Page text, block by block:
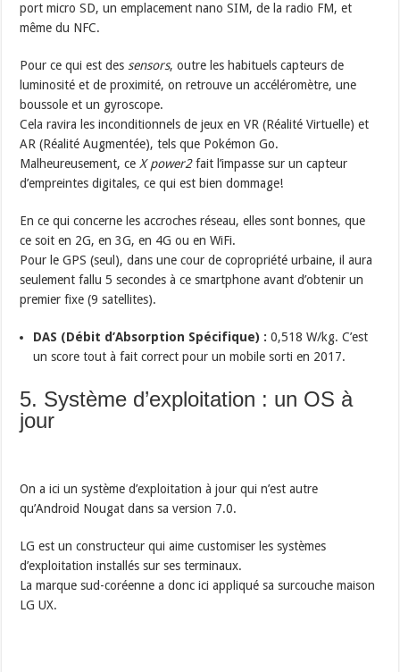
port micro SD, un emplacement nano SIM, de la radio FM, et
même du NFC.
Pour ce qui est des sensors, outre les habituels capteurs de
luminosité et de proximité, on retrouve un accéléromètre, une
boussole et un gyroscope.
Cela ravira les inconditionnels de jeux en VR (Réalité Virtuelle) et
AR (Réalité Augmentée), tels que Pokémon Go.
Malheureusement, ce X power2fait l’impasse sur un capteur
d’empreintes digitales, ce qui est bien dommage!
En ce qui concerne les accroches réseau, elles sont bonnes, que
ce soit en 2G, en 3G, en 4G ou en WiFi.
Pour le GPS (seul), dans une cour de copropriété urbaine, il aura
seulement fallu 5 secondes à ce smartphone avant d’obtenir un
premier fixe (9 satellites).
DAS (Débit d’Absorption Spécifique) : 0,518 W/kg. C’est
un score tout à fait correct pour un mobile sorti en 2017.
5. Système d’exploitation : un OS à
jour
On a ici un système d’exploitation à jour qui n’est autre
qu’Android Nougat dans sa version 7.0.
LG est un constructeur qui aime customiser les systèmes
d’exploitation installés sur ses terminaux.
La marque sud-coréenne a donc ici appliqué sa surcouche maison
LG UX.